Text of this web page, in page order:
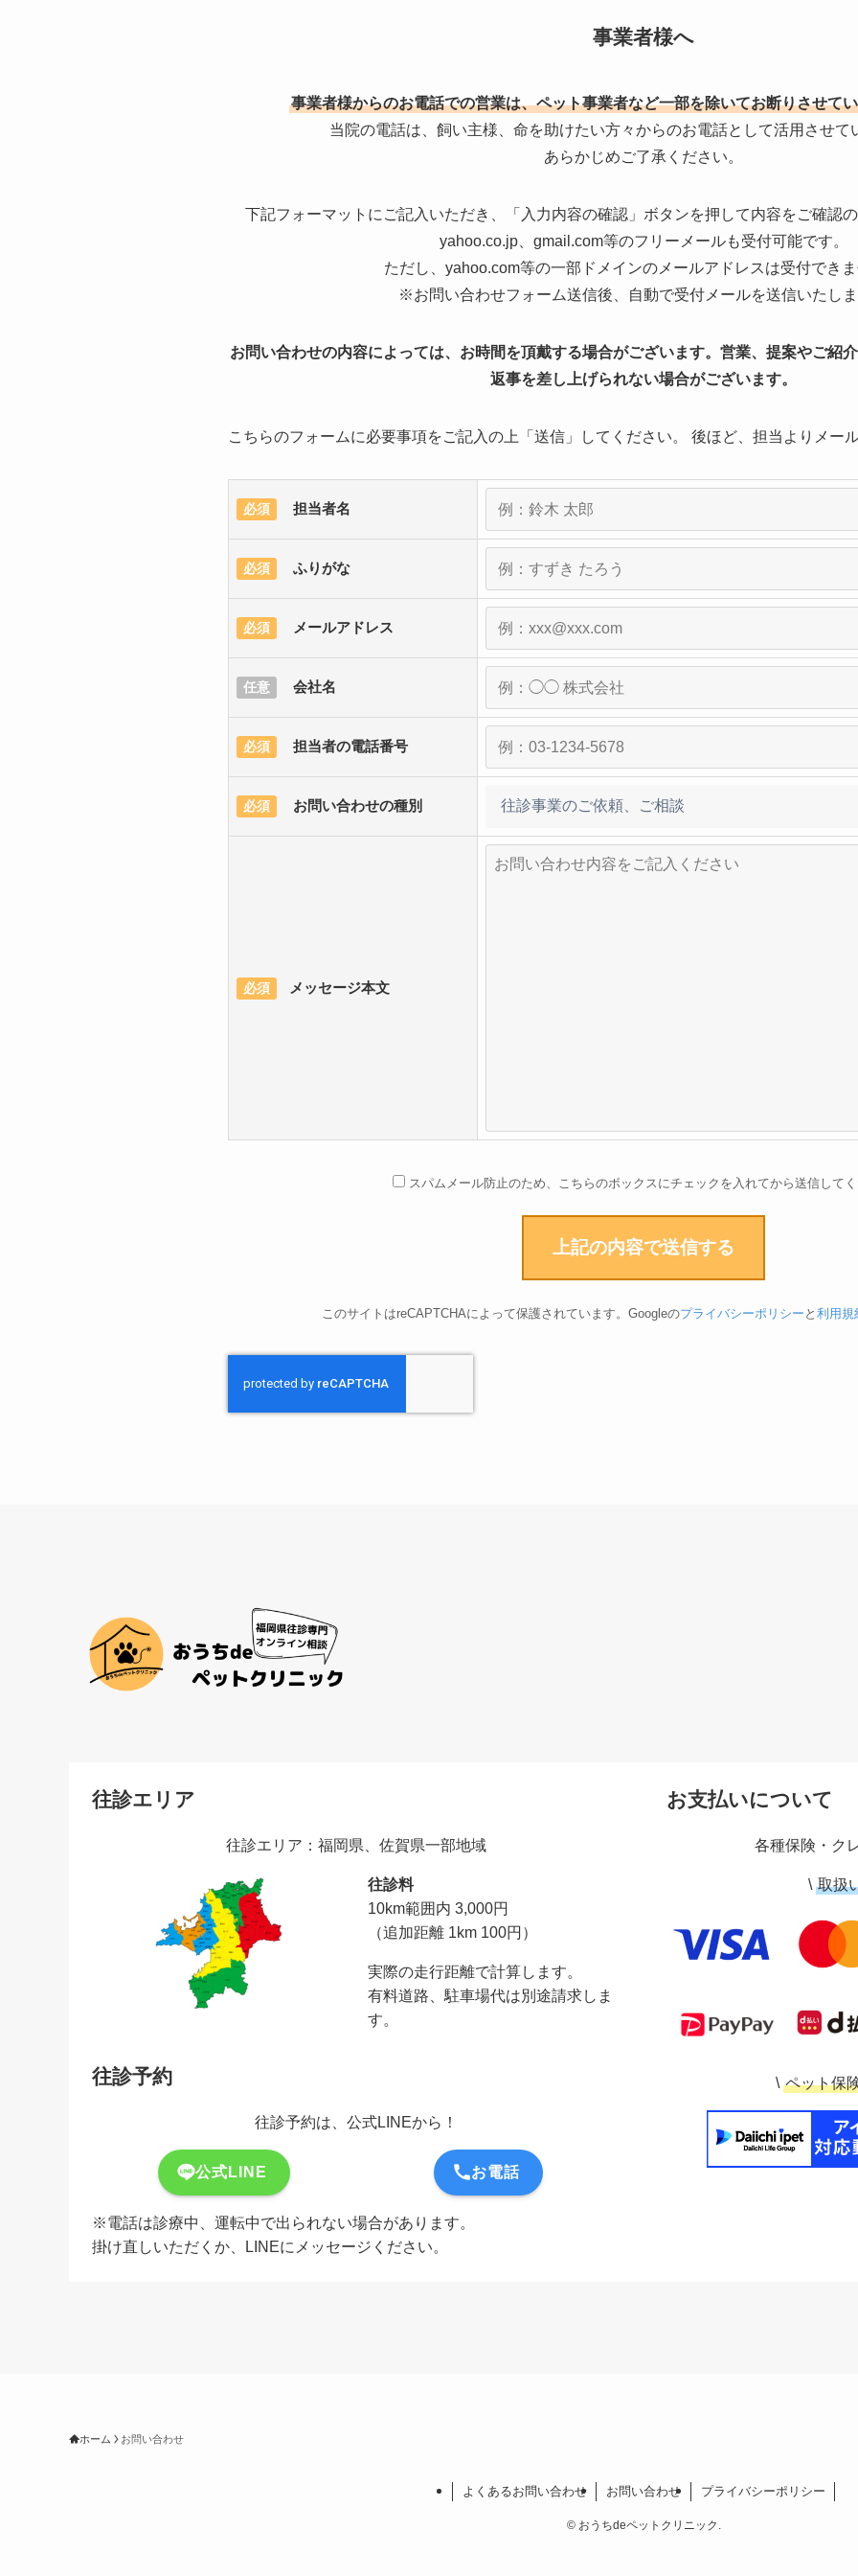
事業者様へ
事業者様からのお電話での営業は、ペット事業者など一部を除いてお断りさせて
当院の電話は、飼い主様、命を助けたい方々からのお電話として活用させて
あらかじめご了承ください。
下記フォーマットにご記入いただき、「入力内容の確認」ボタンを押して内容をご確認
yahoo.co.jp、gmail.com等のフリーメールも受付可能です。
ただし、yahoo.com等の一部ドメインのメールアドレスは受付でき
※お問い合わせフォーム送信後、自動で受付メールを送信いたし
お問い合わせの内容によっては、お時間を頂戴する場合がございます。営業、提案やご紹
返事を差し上げられない場合がございます。
こちらのフォームに必要事項をご記入の上「送信」してください。 後ほど、担当よりメー
必須 担当者名
必須 ふりがな
必須 メールアドレス
任意 会社名
必須 担当者の電話番号
必須 お問い合わせの種別
必須 メッセージ本文
スパムメール防止のため、こちらのボックスにチェックを入れてから送信して
このサイトはreCAPTCHAによって保護されています。Googleのプライバシーポリシー と 利用規
往診エリア
往診エリア：福岡県、佐賀県一部地域
往診料
10km範囲内 3,000円
（追加距離 1km 100円）
実際の走行距離で計算します。
有料道路、駐車場代は別途請求しま
す。
往診予約
往診予約は、公式LINEから！
公式LINE お電話
※電話は診療中、運転中で出られない場合があります。
掛け直しいただくか、LINEにメッセージください。
お支払いについて
各種保険・ク
\ 取扱
\ ペット保
ホーム お問い合わせ
よくあるお問い合わせ お問い合わせ プライバシーポリシー
©おうちdeペットクリニック.